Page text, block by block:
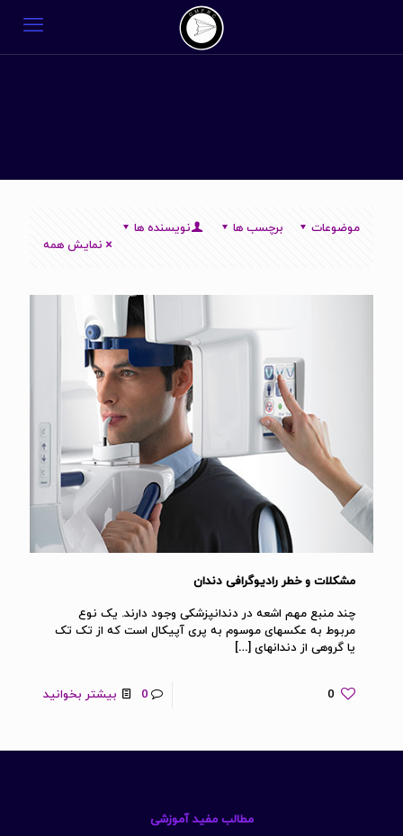
موضوعات برچسب ها
نویسنده ها
نمایش همه
مشکلات و خطر رادیوگرافی دندان
چند منبع مهم اشعه در دندانپزشکی وجود دارند. یک نوع
مربوط به عکسهای موسوم به پری آپیکال است که از تک تک
یا گروهی از دندانهای […]
0
0 بیشتر بخوانید
مطالب مفید آموزشی